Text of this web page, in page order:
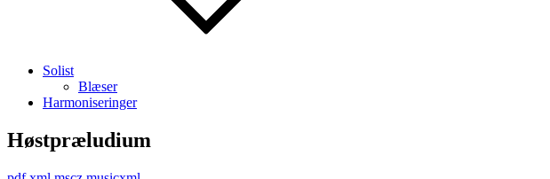
Solist
Blæser
Harmoniseringer
Høstpræludium